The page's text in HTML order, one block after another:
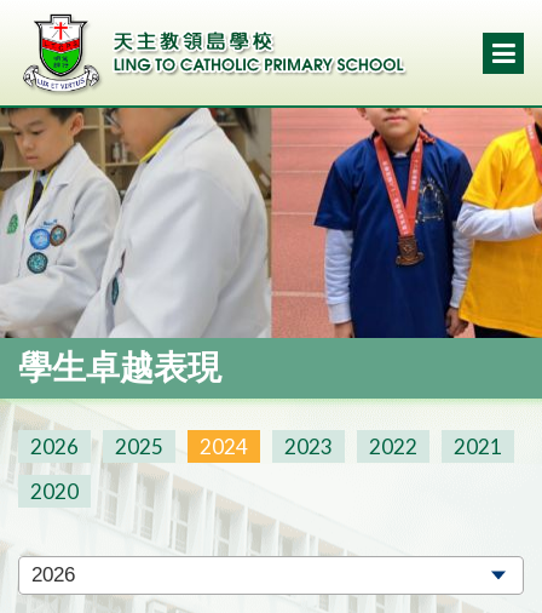
學生卓越表現
2026 2025 2024 2023 2022
2021
2020